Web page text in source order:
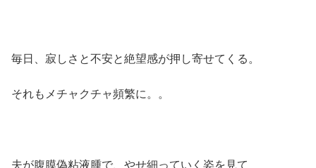
毎日、寂しさと不安と絶望感が押し寄せてくる。
それもメチャクチャ頻繁に。。
夫が腹膜偽粘液腫で、やせ細っていく姿を見て